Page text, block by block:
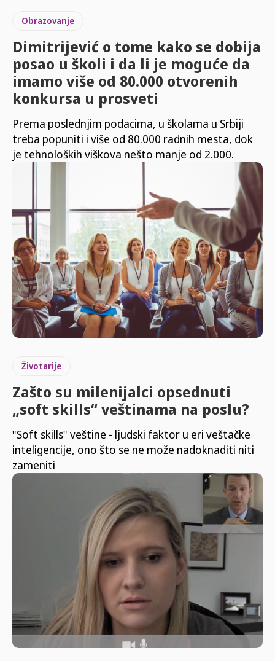
Obrazovanje
Dimitrijević o tome kako se dobija
posao u školi i da li je moguće da
imamo više od 80.000 otvorenih
konkursa u prosveti
Prema poslednjim podacima, u školama u Srbiji
treba popuniti i više od 80.000 radnih mesta, dok
je tehnoloških viškova nešto manje od 2.000.
Životarije
Zašto su milenijalci opsednuti
„soft skills“ veštinama na poslu?
"Soft skills" veštine - ljudski faktor u eri veštačke
inteligencije, ono što se ne može nadoknaditi niti
zameniti